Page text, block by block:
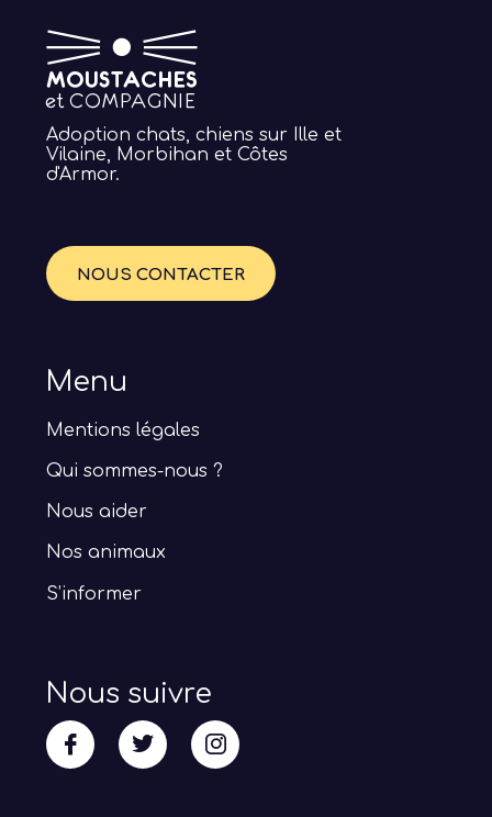
Adoption chats, chiens sur Ille et
Vilaine, Morbihan et Côtes
d'Armor.
NOUS CONTACTER
Menu
Mentions légales
Qui sommes-nous ?
Nous aider
Nos animaux
S’informer
Nous suivre